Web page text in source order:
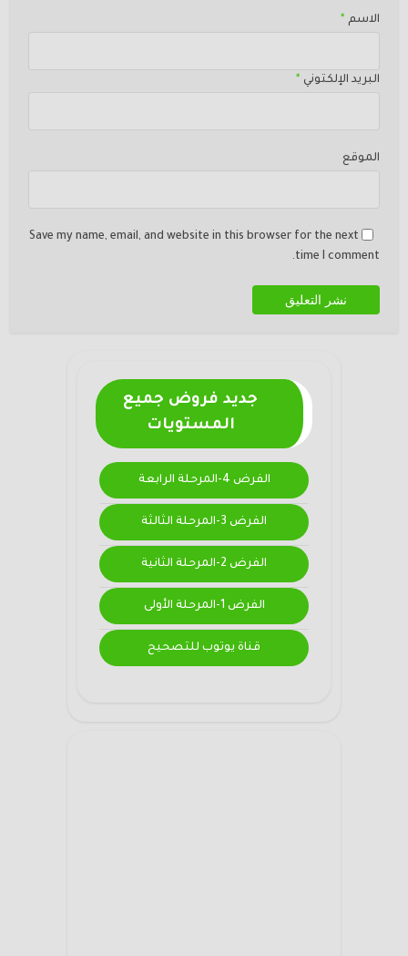
الاسم *
البريد الإلكتوني *
الموقع
Save my name, email, and website in this browser for the next
time I comment.
جديد فروض جميع
المستويات
الفرض 4-المرحلة الرابعة
الفرض 3-المرحلة الثالثة
الفرض 2-المرحلة الثانية
الفرض 1-المرحلة الأولى
قناة يوتوب للتصحيح